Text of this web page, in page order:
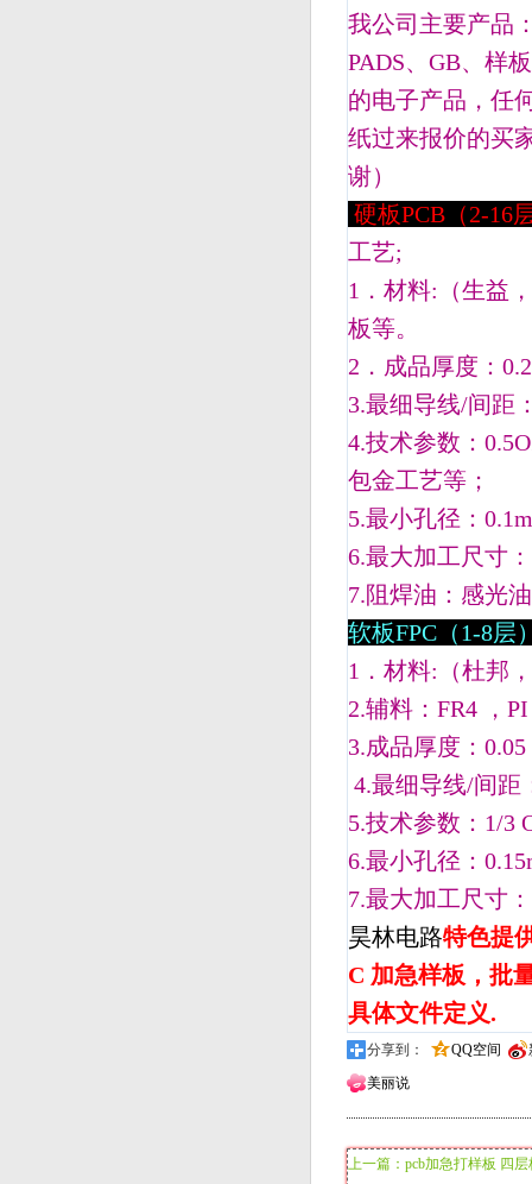
我公司主要产品
PADS、GB、样
的电子产品，任
纸过来报价的买
谢）
硬板PCB（2-16
工艺;
1．材料:（生益
板等。
2．成品厚度：
3.最细导线/间距
4.技术参数：
包金工艺等；
5.最小孔径：
6.最大加工尺寸
7.阻焊油：感光
软板FPC（1-8层
1．材料:（杜邦
2.辅料：FR4 ，
3.成品厚度：
4.最细导线/间距
5.技术参数：1/3
6.最小孔径：
7.最大加工尺寸
昊林电路特色提
C 加急样板，批
具体文件定义.
分享到： QQ空间
美丽说
上一篇：pcb加急打样板 四